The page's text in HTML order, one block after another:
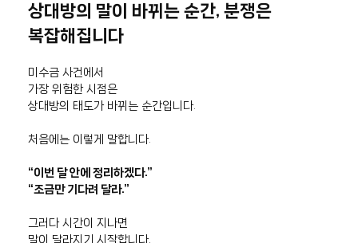
상대방의 말이 바뀌는 순간, 분쟁은
복잡해집니다
미수금 사건에서
가장 위험한 시점은
상대방의 태도가 바뀌는 순간입니다.
처음에는 이렇게 말합니다.
“이번 달 안에 정리하겠다.”
“조금만 기다려 달라.”
그러다 시간이 지나면
말이 달라지기 시작합니다.